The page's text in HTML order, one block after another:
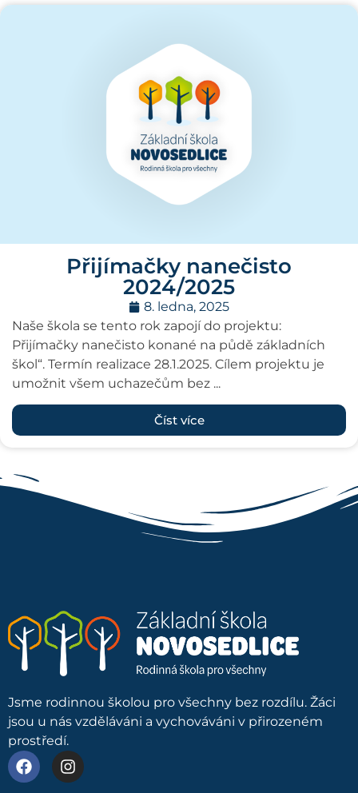
Přijímačky nanečisto
2024/2025
8. ledna, 2025
Naše škola se tento rok zapojí do projektu:
Přijímačky nanečisto konané na půdě základních
škol“. Termín realizace 28.1.2025. Cílem projektu je
umožnit všem uchazečům bez ...
Číst více
Jsme rodinnou školou pro všechny bez rozdílu. Žáci
jsou u nás vzděláváni a vychováváni v přirozeném
prostředí.